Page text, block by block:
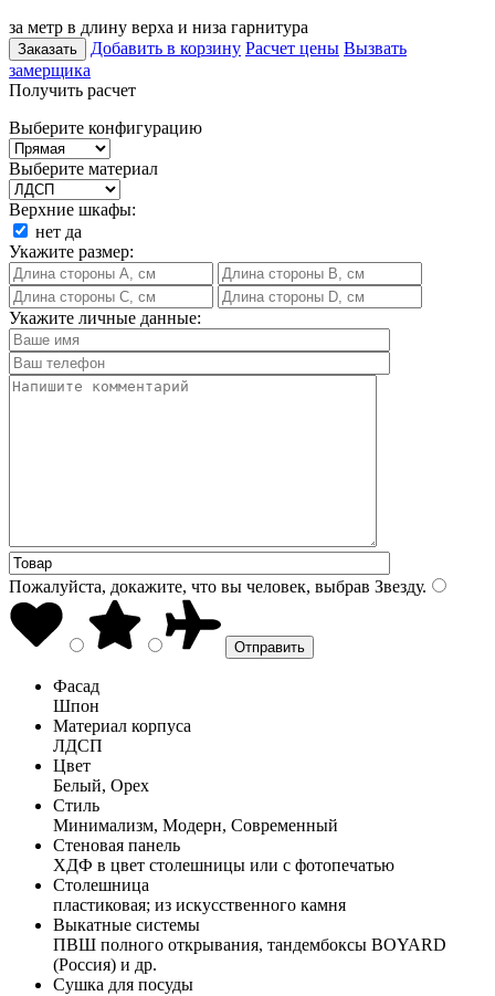
за метр в длину верха и низа гарнитура
Заказать Добавить в корзину Расчет цены Вызвать
замерщика
Получить расчет
Выберите конфигурацию
Выберите материал
Верхние шкафы:
нет да
Укажите размер:
Укажите личные данные:
Пожалуйста, докажите, что вы человек, выбрав Звезду.
Фасад
Шпон
Материал корпуса
ЛДСП
Цвет
Белый, Орех
Стиль
Минимализм, Модерн, Современный
Стеновая панель
ХДФ в цвет столешницы или с фотопечатью
Столешница
пластиковая; из искусственного камня
Выкатные системы
ПВШ полного открывания, тандембоксы BOYARD
(Россия) и др.
Сушка для посуды